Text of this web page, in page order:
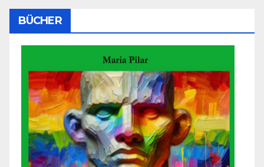
BÜCHER